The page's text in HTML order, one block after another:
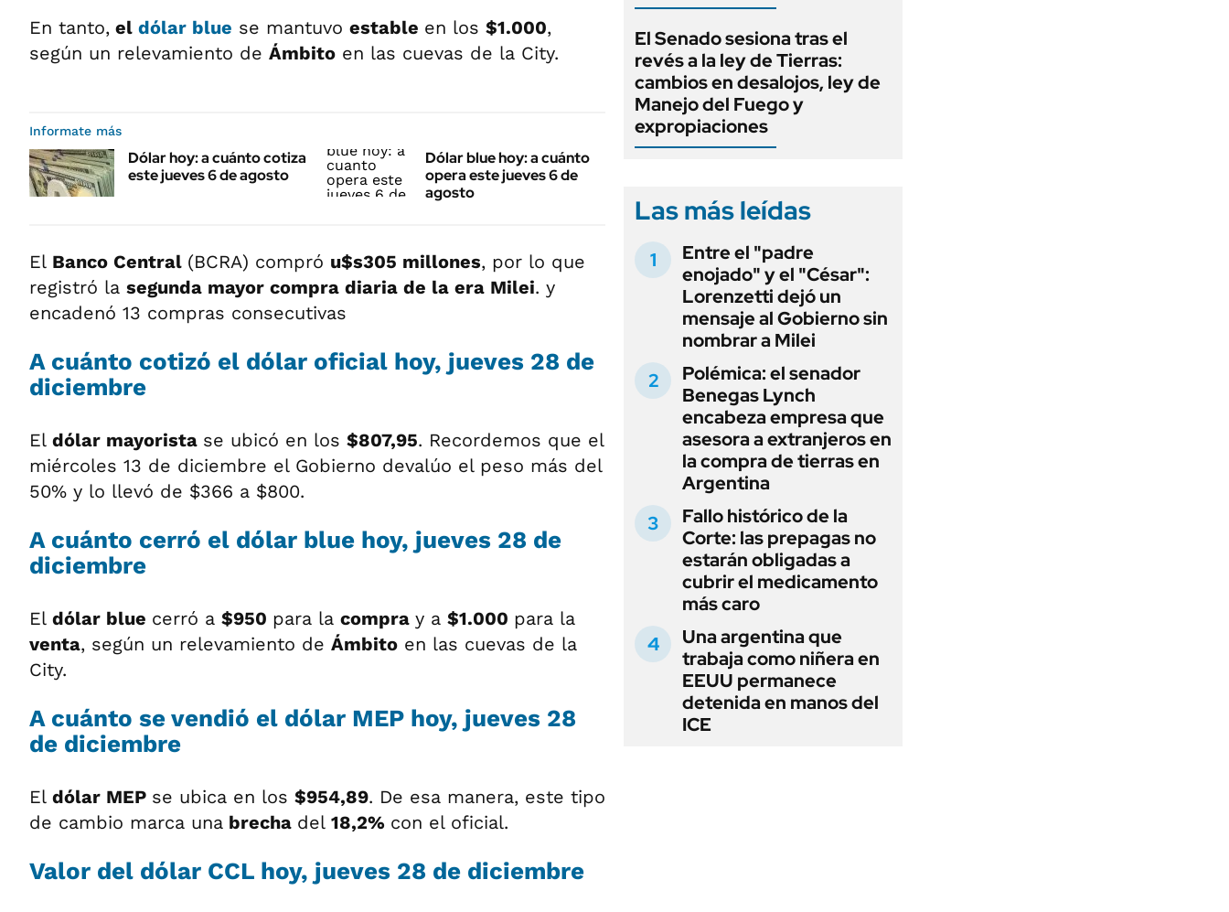
En tanto, el dólar blue se mantuvo estable en los $1.000,
según un relevamiento de Ámbito en las cuevas de la City.
Informate más
Dólar hoy: a cuánto cotiza
este jueves 6 de agosto
Dólar blue hoy: a cuánto
opera este jueves 6 de
agosto
El Banco Central (BCRA) compró u$s305 millones, por lo que
registró la segunda mayor compra diaria de la era Milei. y
encadenó 13 compras consecutivas
A cuánto cotizó el dólar oficial hoy, jueves 28 de
diciembre
El dólar mayorista se ubicó en los $807,95. Recordemos que el
miércoles 13 de diciembre el Gobierno devalúo el peso más del
50% y lo llevó de $366 a $800.
A cuánto cerró el dólar blue hoy, jueves 28 de
diciembre
El dólar blue cerró a $950 para la compra y a $1.000 para la
venta, según un relevamiento de Ámbito en las cuevas de la
City.
A cuánto se vendió el dólar MEP hoy, jueves 28
de diciembre
El dólar MEP se ubica en los $954,89. De esa manera, este tipo
de cambio marca una brecha del 18,2% con el oficial.
Valor del dólar CCL hoy, jueves 28 de diciembre
El Senado sesiona tras el
revés a la ley de Tierras:
cambios en desalojos, ley de
Manejo del Fuego y
expropiaciones
Las más leídas
Entre el "padre
enojado" y el "César":
Lorenzetti dejó un
mensaje al Gobierno sin
nombrar a Milei
Polémica: el senador
Benegas Lynch
encabeza empresa que
asesora a extranjeros en
la compra de tierras en
Argentina
Fallo histórico de la
Corte: las prepagas no
estarán obligadas a
cubrir el medicamento
más caro
Una argentina que
trabaja como niñera en
EEUU permanece
detenida en manos del
ICE